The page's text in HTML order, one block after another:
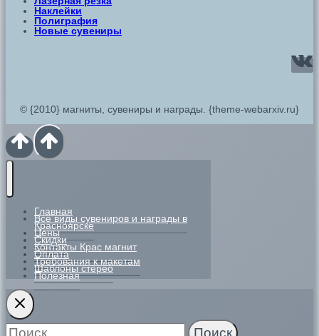
Наклейки
Полиграфия
Новые сувениры
© {2010} магниты, сувениры и награды. {theme-webarxiv.ru}
Главная
Все виды сувениров и награды в
Красноярске
Цены
Скидки
Контакты Крас магнит
Оплата
Требования к макетам
Шаблоны стерео
Полезная
Найти: